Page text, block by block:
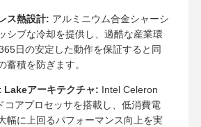
ス熱設計: アルミニウム合金シャーシ
シブな冷却を提供し、過酷な産業環
日の安定した動作を保証すると同
蓄積を防ぎます。
アーキテクチャ: Intel Celeron
コアプロセッサを搭載し、低消費電
幅に上回るパフォーマンス向上を実